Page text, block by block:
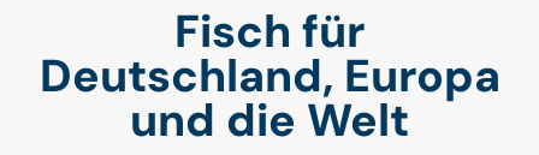
Fisch für
Deutschland, Europa
und die Welt